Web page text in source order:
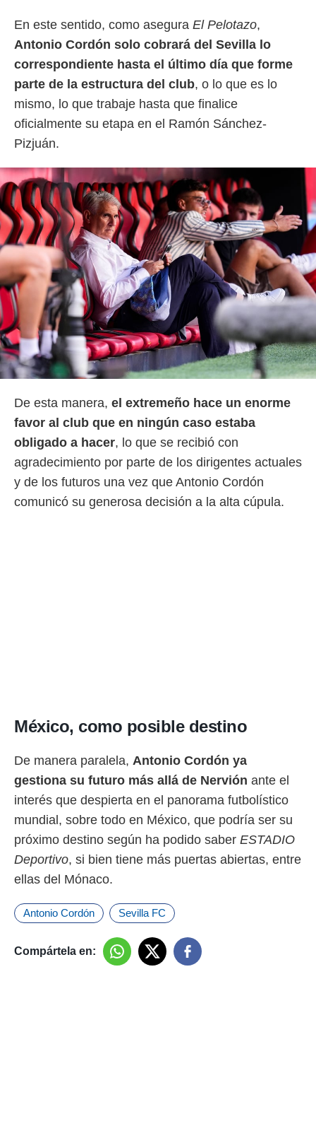
En este sentido, como asegura El Pelotazo,
Antonio Cordón solo cobrará del Sevilla lo
correspondiente hasta el último día que forme
parte de la estructura del club, o lo que es lo
mismo, lo que trabaje hasta que finalice
oficialmente su etapa en el Ramón Sánchez-
Pizjuán.
De esta manera, el extremeño hace un enorme
favor al club que en ningún caso estaba
obligado a hacer, lo que se recibió con
agradecimiento por parte de los dirigentes actuales
y de los futuros una vez que Antonio Cordón
comunicó su generosa decisión a la alta cúpula.
México, como posible destino
De manera paralela, Antonio Cordón ya
gestiona su futuro más allá de Nervión ante el
interés que despierta en el panorama futbolístico
mundial, sobre todo en México, que podría ser su
próximo destino según ha podido saber ESTADIO
Deportivo, si bien tiene más puertas abiertas, entre
ellas del Mónaco.
Antonio Cordón Sevilla FC
Compártela en: